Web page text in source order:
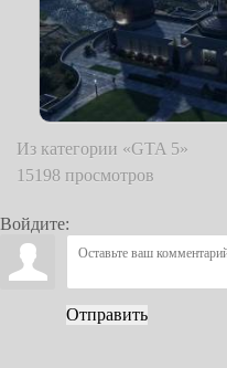
Из категории «GTA 5»
15198 просмотров
Войдите:
Отправить